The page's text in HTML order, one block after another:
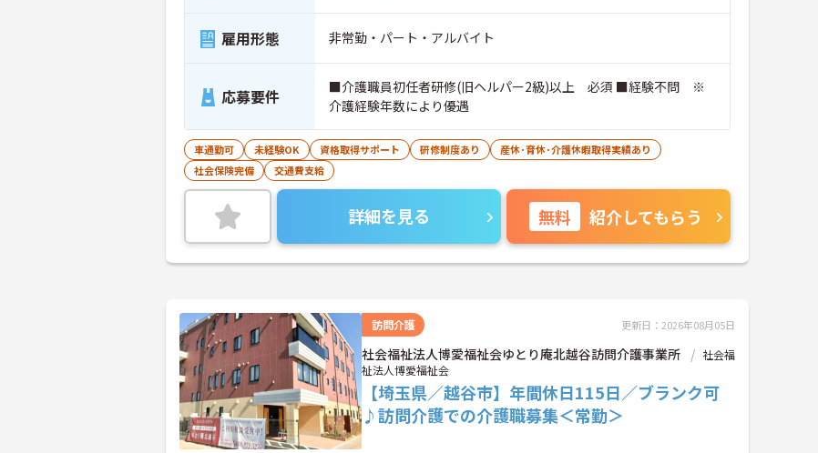
雇用形態 非常勤・パート・アルバイト
応募要件
■介護職員初任者研修(旧ヘルパー2級)以上 必須 ■経験不問 ※
介護経験年数により優遇
車通勤可 未経験OK 資格取得サポート 研修制度あり
産休･育休･介護休暇取得実績あり
社会保険完備
交通費支給
詳細を見る 無料 紹介してもらう
訪問介護 更新日：2026年08月05日
社会福祉法人博愛福祉会ゆとり庵北越谷訪問介護事業所
社会福
祉法人博愛福祉会
【埼玉県／越谷市】年間休日115日／ブランク可
♪訪問介護での介護職募集＜常勤＞